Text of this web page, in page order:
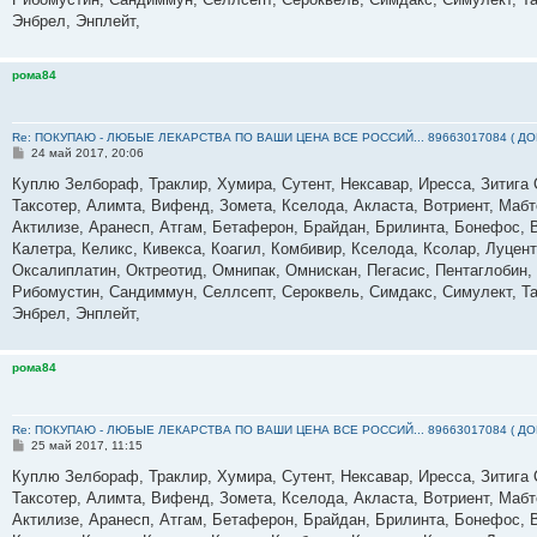
Энбрел, Энплейт,
рома84
Re: ПОКУПАЮ - ЛЮБЫЕ ЛЕКАРСТВА ПО ВАШИ ЦЕНА ВСЕ РОССИЙ... 89663017084 (
С
о
б
щ
е
и
е
24 май 2017, 20:06
Куплю Зелбораф, Траклир, Хумира, Сутент, Нексавар, Иресса,
Таксотер, Алимта, Вифенд, Зомета, Кселода, Акласта, Вотриент,
Актилизе, Аранесп, Атгам, Бетаферон, Брайдан, Брилинта, Бонефос,
Калетра, Келикс, Кивекса, Коагил, Комбивир, Кселода, Ксолар,
Оксалиплатин, Октреотид, Омнипак, Омнискан, Пегасис,
Рибомустин, Сандиммун, Селлсепт, Сероквель, Симдакс, Симулект,
Энбрел, Энплейт,
рома84
Re: ПОКУПАЮ - ЛЮБЫЕ ЛЕКАРСТВА ПО ВАШИ ЦЕНА ВСЕ РОССИЙ... 89663017084 (
С
о
б
щ
е
25 май 2017, 11:15
Куплю Зелбораф, Траклир, Хумира, Сутент, Нексавар, Иресса,
Таксотер, Алимта, Вифенд, Зомета, Кселода, Акласта, Вотриент,
Актилизе, Аранесп, Атгам, Бетаферон, Брайдан, Брилинта, Бонефос,